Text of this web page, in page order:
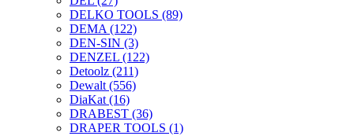
DELKO TOOLS (89)
DEMA (122)
DEN-SIN (3)
DENZEL (122)
Detoolz (211)
Dewalt (556)
DiaKat (16)
DRABEST (36)
DRAPER TOOLS (1)